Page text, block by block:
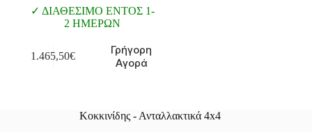
ΔΙΑΘΕΣΙΜΟ ΕΝΤΟΣ 1-
2 ΗΜΕΡΩΝ
1.465,50€
Γρήγορη
Αγορά
Κοκκινίδης - Ανταλλακτικά 4x4